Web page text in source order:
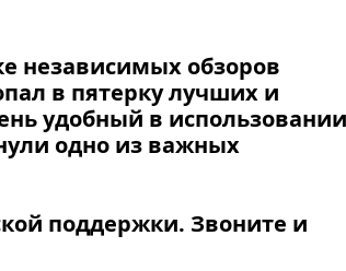
независимых обзоров
в пятерку лучших и
удобный в
одно из важных
поддержки. Звоните и